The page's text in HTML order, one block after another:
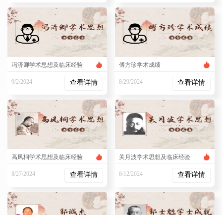
冯济卿学术思想及临床经验
9/2/2024
查看详情
傅方珍学术成绩
8/29/2024
查看详情
高凤桐学术思想及临床经验
8/27/2024
查看详情
关月波学术思想及临床经验
8/12/2024
查看详情